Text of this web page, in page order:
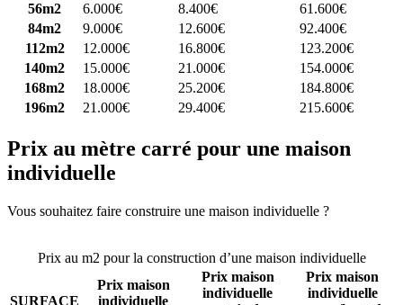
56m2
6.000€ 8.400€
61.600€
84m2
9.000€ 12.600€
92.400€
112m2
12.000€ 16.800€
123.200€
140m2
15.000€ 21.000€
154.000€
168m2
18.000€ 25.200€
184.800€
196m2
21.000€ 29.400€ 215.600€
Prix au mètre carré pour une maison
individuelle
Vous souhaitez faire construire une maison individuelle ?
Prix au m2 pour la construction d’une maison individuelle
SURFACE
Prix maison
individuelle
Prix maison
individuelle
Prix maison
individuelle